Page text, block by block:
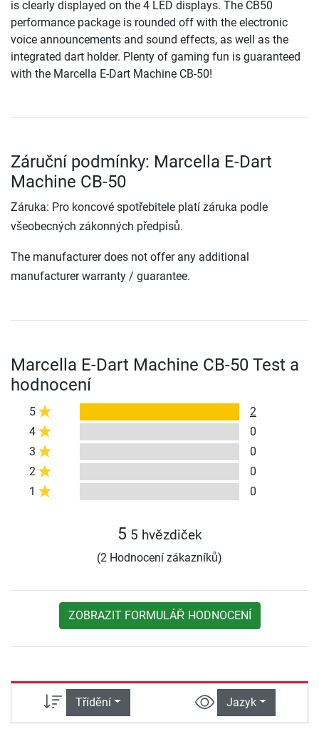
is clearly displayed on the 4 LED displays. The CB50
performance package is rounded off with the electronic
voice announcements and sound effects, as well as the
integrated dart holder. Plenty of gaming fun is guaranteed
with the Marcella E-Dart Machine CB-50!
Záruční podmínky: Marcella E-Dart
Machine CB-50
Záruka: Pro koncové spotřebitele platí záruka podle
všeobecných zákonných předpisů.
The manufacturer does not offer any additional
manufacturer warranty / guarantee.
Marcella E-Dart Machine CB-50 Test a
hodnocení
5
2
4
0
3
0
2
0
1
0
5 5 hvězdiček
(2 Hodnocení zákazníků)
ZOBRAZIT FORMULÁŘ HODNOCENÍ
Třídění Jazyk